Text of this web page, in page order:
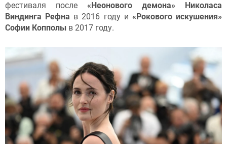
фестиваля после «Неонового демона» Николаса
Виндинга Рефна в 2016 году и «Рокового искушения»
Софии Копполы в 2017 году.